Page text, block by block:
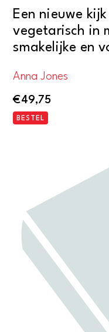
Een nieuwe
vegetarisch in
smakelijke en
Anna Jones
€49,75
BESTEL